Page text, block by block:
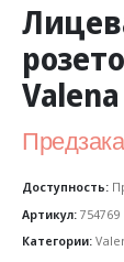
Valena
Доступность:
Артикул: 754769
Категории: